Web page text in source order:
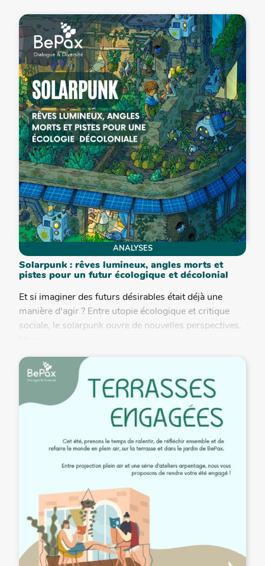
ANALYSES
Solarpunk : rêves lumineux, angles morts et
pistes pour un futur écologique et décolonial
Et si imaginer des futurs désirables était déjà une
manière d'agir ? Entre utopie écologique et critique
sociale, le solarpunk ouvre de nouvelles perspectives.